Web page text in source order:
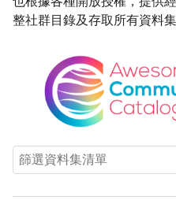
整社群目錄及存取所有資料